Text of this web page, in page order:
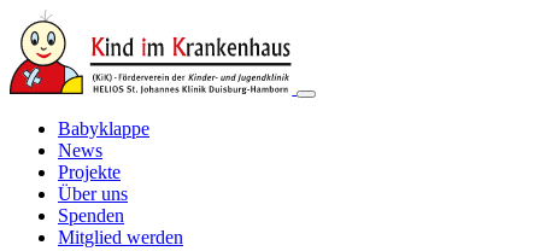
Babyklappe
News
Projekte
Über uns
Spenden
Mitglied werden